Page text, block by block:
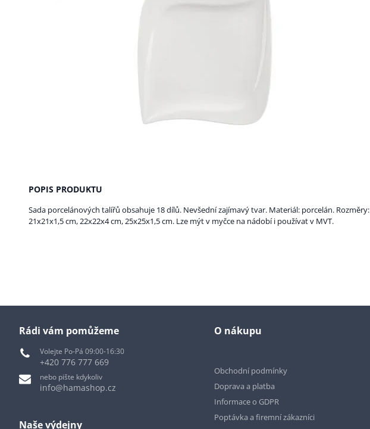
POPIS PRODUKTU
Sada porcelánových talířů obsahuje 18 dílů. Nevšední zajímavý tvar. Materiál: porcelán. Rozměry:
21x21x1,5 cm, 22x22x4 cm, 25x25x1,5 cm. Lze mýt v myčce na nádobí i používat v MVT.
Rádi vám pomůžeme
Volejte Po-Pá 09:00-16:30
+420 776 777 669
nebo pište kdykoliv
info@hamashop.cz
Naše výdejny
O nákupu
Obchodní podmínky
Doprava a platba
Informace o GDPR
Poptávka a firemní zákazníci